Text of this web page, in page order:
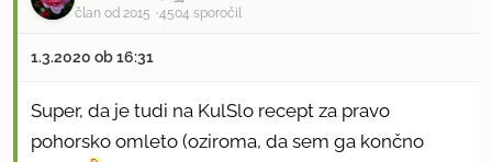
član od 2015 4504 sporočil
1.3.2020 ob 16:31
Super, da je tudi na KulSlo recept za pravo
pohorsko omleto (oziroma, da sem ga končno